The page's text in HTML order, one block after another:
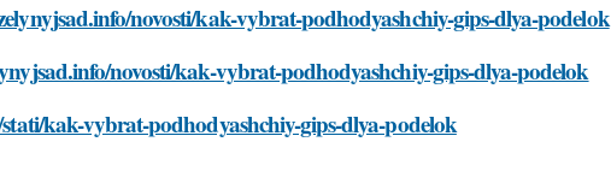
novosti/kak-vybrat-podhodyashchiy-gips-dlya-podelok
novosti/kak-vybrat-podhodyashchiy-gips-dlya-podelok
kak-vybrat-podhodyashchiy-gips-dlya-podelok